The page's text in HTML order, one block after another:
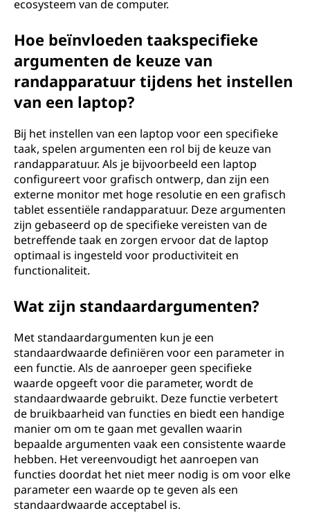
ecosysteem van de computer.
Hoe beïnvloeden taakspecifieke
argumenten de keuze van
randapparatuur tijdens het instellen
van een laptop?
Bij het instellen van een laptop voor een specifieke
taak, spelen argumenten een rol bij de keuze van
randapparatuur. Als je bijvoorbeeld een laptop
configureert voor grafisch ontwerp, dan zijn een
externe monitor met hoge resolutie en een grafisch
tablet essentiële randapparatuur. Deze argumenten
zijn gebaseerd op de specifieke vereisten van de
betreffende taak en zorgen ervoor dat de laptop
optimaal is ingesteld voor productiviteit en
functionaliteit.
Wat zijn standaardargumenten?
Met standaardargumenten kun je een
standaardwaarde definiëren voor een parameter in
een functie. Als de aanroeper geen specifieke
waarde opgeeft voor die parameter, wordt de
standaardwaarde gebruikt. Deze functie verbetert
de bruikbaarheid van functies en biedt een handige
manier om om te gaan met gevallen waarin
bepaalde argumenten vaak een consistente waarde
hebben. Het vereenvoudigt het aanroepen van
functies doordat het niet meer nodig is om voor elke
parameter een waarde op te geven als een
standaardwaarde acceptabel is.